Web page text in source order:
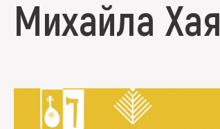
Михайла Хая